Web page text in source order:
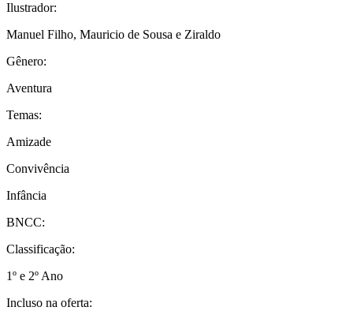
Ilustrador:
Manuel Filho, Mauricio de Sousa e Ziraldo
Gênero:
Aventura
Temas:
Amizade
Convivência
Infância
BNCC:
Classificação:
1º e 2º Ano
Incluso na oferta: